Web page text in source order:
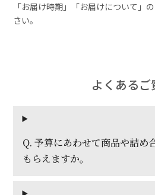
「お届け時期」「お届けについて」
さい。
よくあるご
Q. 予算にあわせて商品や詰め
もらえますか。